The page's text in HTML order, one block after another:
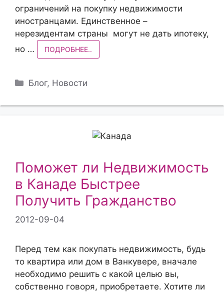
ограничений на покупку недвижимости
иностранцами. Единственное –
нерезидентам страны могут не дать ипотеку,
но …
ПОДРОБНЕЕ..
Рубрики
Блог, Новости
Поможет ли Недвижимость
в Канаде Быстрее
Получить Гражданство
2012-09-04
Перед тем как покупать недвижимость, будь
то квартира или дом в Ванкувере, вначале
необходимо решить с какой целью вы,
собственно говоря, приобретаете. Хотите ли